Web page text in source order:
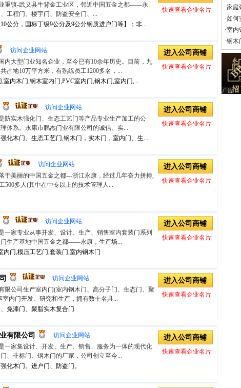
重镇-武义县牛背金工业区，邻近中国五金之都——永
工程门、楼宇门、防盗安全门、...
公分，国标丁级9公分及9公分钢质进户门等】；非...
快速查看企业名片
访问企业网站
内大型门业知名企业，至今已有10余年历史。目前，九
占地10万平方米，有熟练员工1200多名，...
室内木门,钢木室内门,PVC室内门,钢木门,室内门,...
进入公司商铺
快速查看企业名片
访问企业网站
防实木强化门、生态工艺门等产品专业生产加工的公
体系。永康市鹏杰门业有限公司的诚信、实...
化木门、生态工艺门,钢木门，实木门，室内门、生...
进入公司商铺
快速查看企业名片
访问企业网站
于美丽的中国五金之都---浙江永康，经过几年奋力拼搏,
500多人(其中在中专以上的技术管理人...
进入公司商铺
快速查看企业名片
访问企业网站
一家专业从事开发、设计、生产、销售室内套装门系列
生产基地中国五金之都——永康，生产场...
内门,模压工艺门,套装门,室内钢木门
进入公司商铺
快速查看企业名片
访问企业网站
限公司生产室内门(室内钢木门、高分子门、生态门、聚
内门开发、研究和生产，拥有数十名具...
免漆门、聚脂实木复合门
进入公司商铺
快速查看企业名片
有限公司
访问企业网站
一家集设计、开发、生产、销售、服务为一体的现代化
、非标门、钢木门的厂家，公司创立至今...
化木门。进户门、防盗门。
进入公司商铺
快速查看企业名片
·家庭
·如何
·室内
·钢木